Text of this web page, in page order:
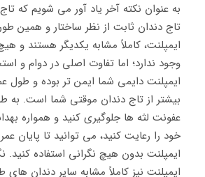
به عنوان نکته آخر یاد آور می شویم که
تاج دندان ثابت از نظر ساختار و همین
ایمپلنت، کاملاً مشابه یکدیگر هستند و
وجود ندارد؛ اما تفاوت اصلی در دوام و
ایمپلنت دایمی شما ایمن تر بوده و طول
بیشتر از تاج دندان موقتی شما است. به
عفونت لثه ها جلوگیری کنید و همواره
خود را رعایت کنید، می توانید تا پایان
ایمپلنت بدون هیچ نگرانی استفاده کنید.
ایمپلنت نیز کاملاً مشابه سایر دندان